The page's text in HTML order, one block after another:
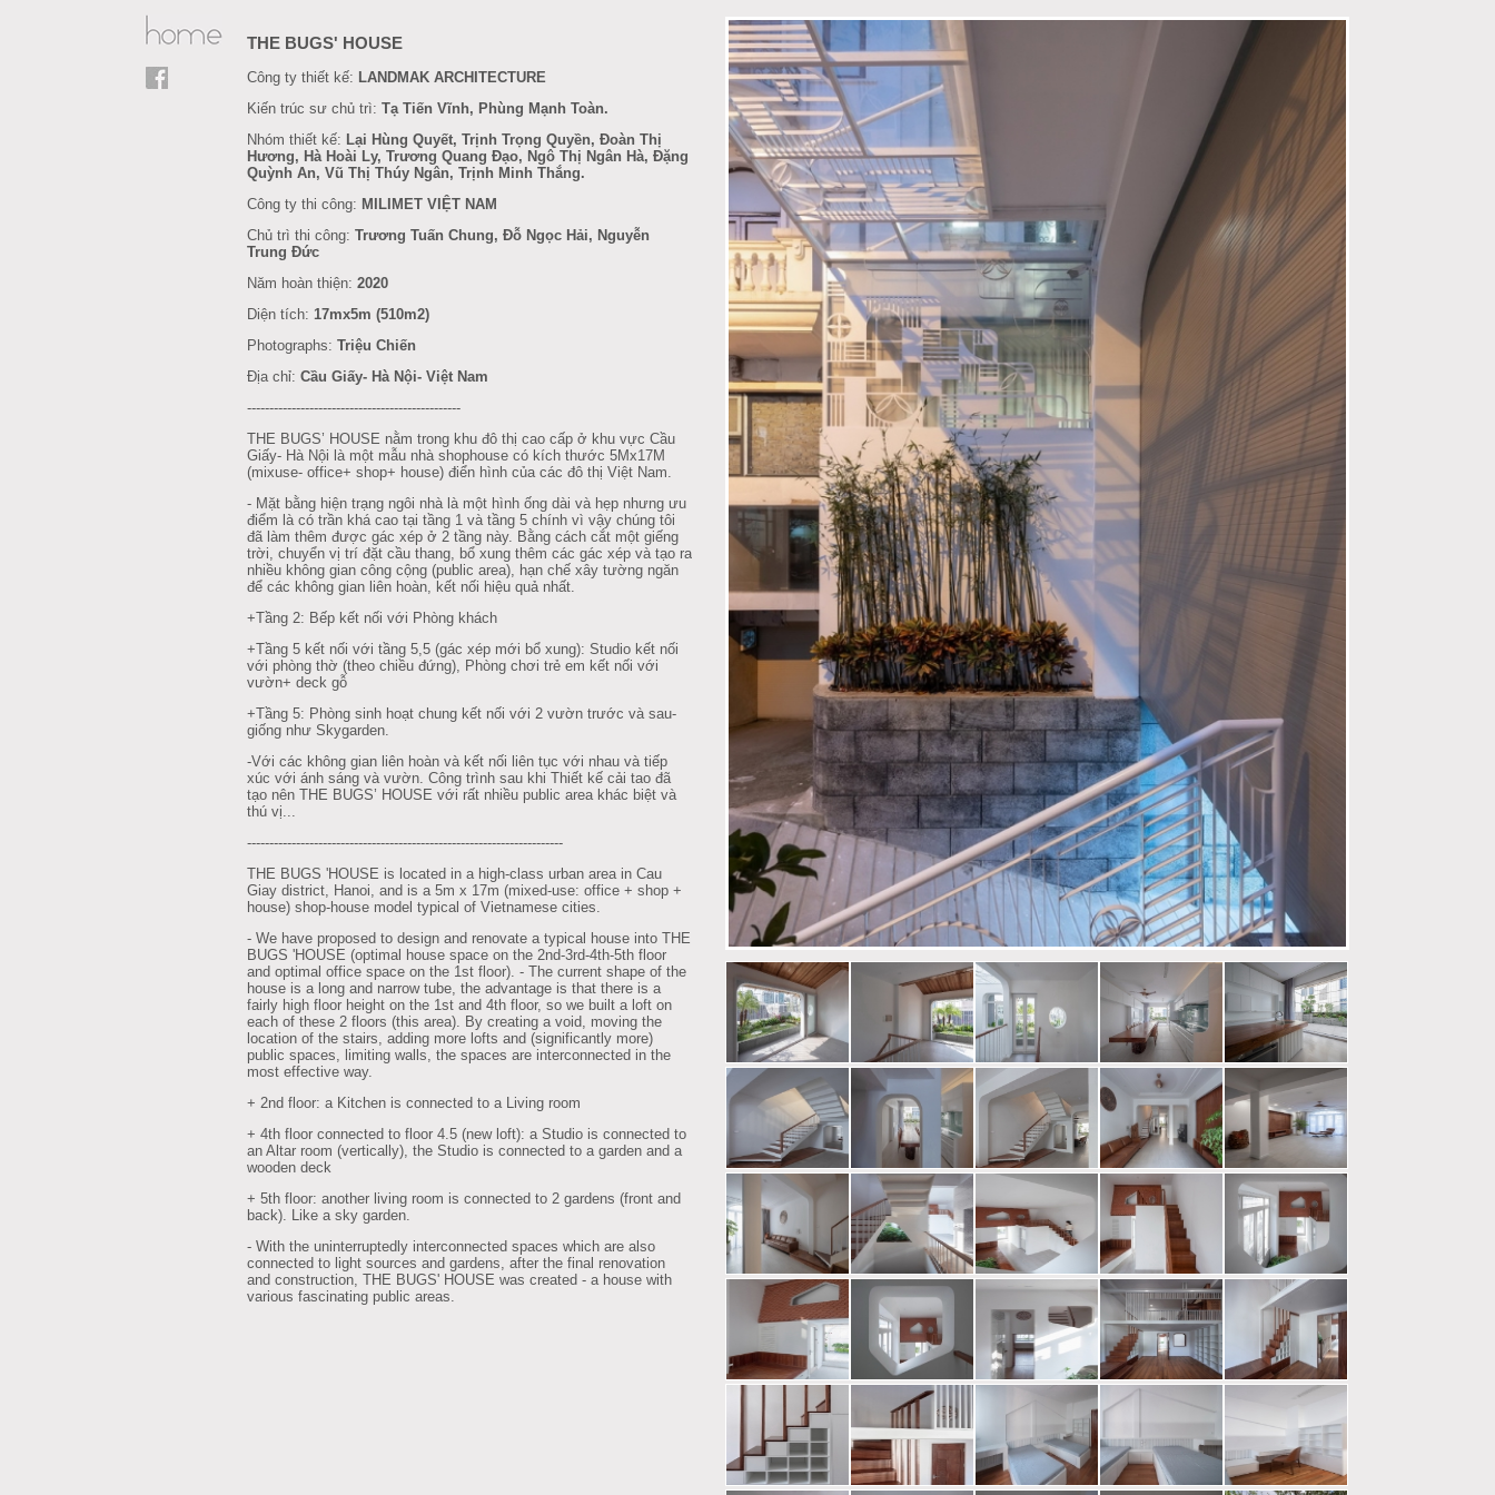
THE BUGS' HOUSE
Công ty thiết kế: LANDMAK ARCHITECTURE
Kiến trúc sư chủ trì: Tạ Tiến Vĩnh, Phùng Mạnh Toàn.
Nhóm thiết kế: Lại Hùng Quyết, Trịnh Trọng Quyền, Đoàn Thị
Hương, Hà Hoài Ly, Trương Quang Đạo, Ngô Thị Ngân Hà, Đặng
Quỳnh An, Vũ Thị Thúy Ngân, Trịnh Minh Thắng.
Công ty thi công: MILIMET VIỆT NAM
Chủ trì thi công: Trương Tuấn Chung, Đỗ Ngọc Hải, Nguyễn
Trung Đức
Năm hoàn thiện: 2020
Diện tích: 17mx5m (510m2)
Photographs: Triệu Chiến
Địa chỉ: Cầu Giấy- Hà Nội- Việt Nam
------------------------------------------------
THE BUGS’ HOUSE nằm trong khu đô thị cao cấp ở khu vực Cầu
Giấy- Hà Nội là một mẫu nhà shophouse có kích thước 5Mx17M
(mixuse- office+ shop+ house) điển hình của các đô thị Việt Nam.
- Mặt bằng hiện trạng ngôi nhà là một hình ống dài và hẹp nhưng ưu
điểm là có trần khá cao tại tầng 1 và tầng 5 chính vì vậy chúng tôi
đã làm thêm được gác xép ở 2 tầng này. Bằng cách cắt một giếng
trời, chuyển vị trí đặt cầu thang, bổ xung thêm các gác xép và tạo ra
nhiều không gian công cộng (public area), hạn chế xây tường ngăn
để các không gian liên hoàn, kết nối hiệu quả nhất.
+Tầng 2: Bếp kết nối với Phòng khách
+Tầng 5 kết nối với tầng 5,5 (gác xép mới bổ xung): Studio kết nối
với phòng thờ (theo chiều đứng), Phòng chơi trẻ em kết nối với
vườn+ deck gỗ
+Tầng 5: Phòng sinh hoạt chung kết nối với 2 vườn trước và sau-
giống như Skygarden.
-Với các không gian liên hoàn và kết nối liên tục với nhau và tiếp
xúc với ánh sáng và vườn. Công trình sau khi Thiết kế cải tao đã
tạo nên THE BUGS’ HOUSE với rất nhiều public area khác biệt và
thú vị...
-----------------------------------------------------------------------
THE BUGS 'HOUSE is located in a high-class urban area in Cau
Giay district, Hanoi, and is a 5m x 17m (mixed-use: office + shop +
house) shop-house model typical of Vietnamese cities.
- We have proposed to design and renovate a typical house into THE
BUGS 'HOUSE (optimal house space on the 2nd-3rd-4th-5th floor
and optimal office space on the 1st floor). - The current shape of the
house is a long and narrow tube, the advantage is that there is a
fairly high floor height on the 1st and 4th floor, so we built a loft on
each of these 2 floors (this area). By creating a void, moving the
location of the stairs, adding more lofts and (significantly more)
public spaces, limiting walls, the spaces are interconnected in the
most effective way.
+ 2nd floor: a Kitchen is connected to a Living room
+ 4th floor connected to floor 4.5 (new loft): a Studio is connected to
an Altar room (vertically), the Studio is connected to a garden and a
wooden deck
+ 5th floor: another living room is connected to 2 gardens (front and
back). Like a sky garden.
- With the uninterruptedly interconnected spaces which are also
connected to light sources and gardens, after the final renovation
and construction, THE BUGS' HOUSE was created - a house with
various fascinating public areas.